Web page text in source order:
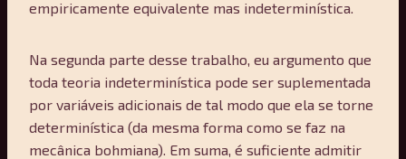
empiricamente equivalente mas indeterminística.
Na segunda parte desse trabalho, eu argumento que
toda teoria indeterminística pode ser suplementada
por variáveis adicionais de tal modo que ela se torne
determinística (da mesma forma como se faz na
mecânica bohmiana). Em suma, é suficiente admitir